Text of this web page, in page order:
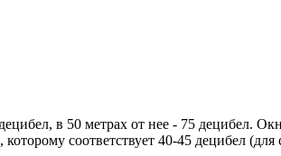
в 50 метрах от нее - 75 децибел.
соответствует 40-45 децибел